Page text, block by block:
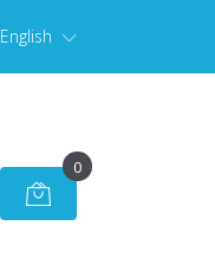
English
0